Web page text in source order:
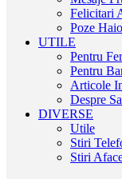
Felicitari
Poze
UTILE
Pentru
Pentru
Articole
Despre
DIVERSE
Utile
Stiri
Stiri